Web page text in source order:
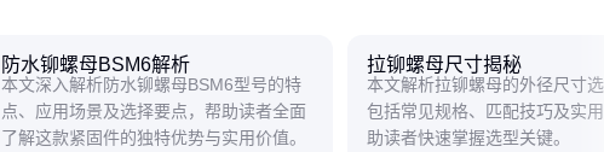
防水铆螺母BSM6解析
本文深入解析防水铆螺母BSM6型号的特
点、应用场景及选择要点，帮助读者全面
了解这款紧固件的独特优势与实用价值。
拉铆螺母尺寸揭秘
本文解析拉铆螺母的外径尺寸选
包括常见规格、匹配技巧及实用
助读者快速掌握选型关键。